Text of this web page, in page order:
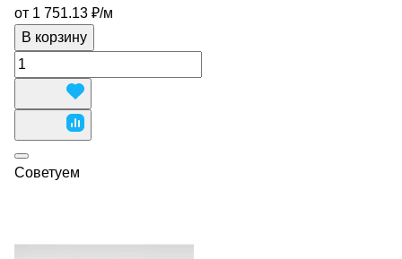
от 1 751.13 ₽/м
В корзину
Советуем